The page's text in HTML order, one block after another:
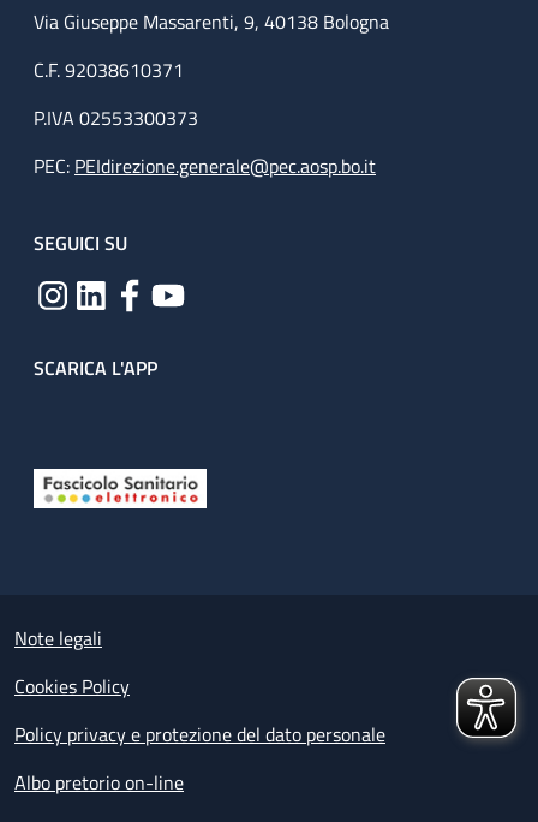
Via Giuseppe Massarenti, 9, 40138 Bologna
C.F. 92038610371
P.IVA 02553300373
PEC: PEIdirezione.generale@pec.aosp.bo.it
SEGUICI SU
SCARICA L'APP
Small prints
Note legali
Cookies Policy
Policy privacy e protezione del dato personale
Albo pretorio on-line